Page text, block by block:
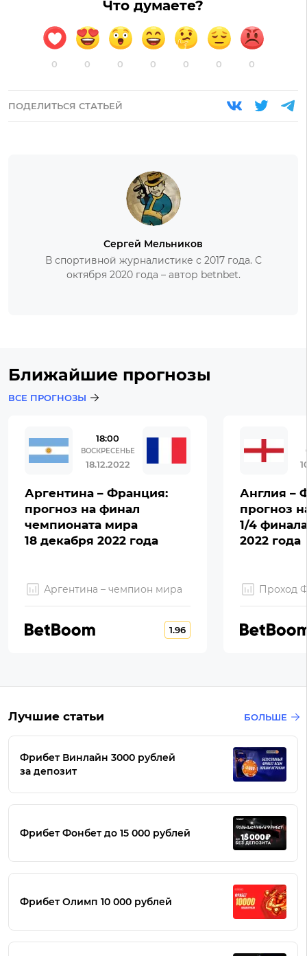
Что думаете?
0 0 0 0 0 0 0
ПОДЕЛИТЬСЯ СТАТЬЕЙ
Сергей Мельников
В спортивной журналистике с 2017 года. С
октября 2020 года – автор betnbet.
Ближайшие прогнозы
ВСЕ ПРОГНОЗЫ
18:00
ВОСКРЕСЕНЬЕ
18.12.2022
Аргентина – Франция:
прогноз на финал
чемпионата мира
18 декабря 2022 года
Аргентина – чемпион мира
1.96
Англия –
прогноз
1/4
2022 года
Проход
Лучшие статьи БОЛЬШЕ
Фрибет Винлайн 3000 рублей
за депозит
Фрибет Фонбет до 15 000 рублей
Фрибет Олимп 10 000 рублей